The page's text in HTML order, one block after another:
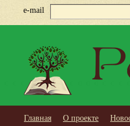
e-mail
Главная О проекте